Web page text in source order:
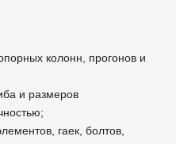
колонн, прогонов и
и размеров
гаек, болтов,